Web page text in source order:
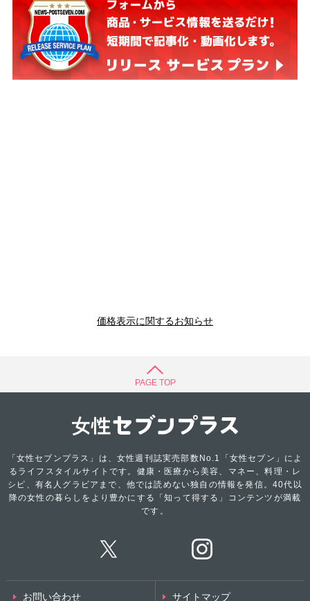
価格表示に関するお知らせ
PAGE TOP
「女性セブンプラス」は、女性週刊誌実売部数No.1「女性セブン」によ
るライフスタイルサイトです。健康・医療から美容、マネー、料理・レ
シピ、有名人グラビアまで、他では読めない独自の情報を発信。40代以
降の女性の暮らしをより豊かにする「知って得する」コンテンツが満載
です。
お問い合わせ サイトマップ